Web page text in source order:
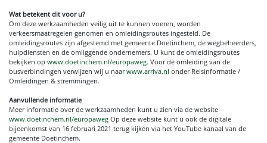
Wat betekent dit voor u?
Om deze werkzaamheden veilig uit te kunnen voeren, worden
verkeersmaatregelen genomen en omleidingsroutes ingesteld. De
omleidingsroutes zijn afgestemd met gemeente Doetinchem, de wegbeheerders,
hulpdiensten en de omliggende ondernemers. U kunt de omleidingsroutes
bekijken op www.doetinchem.nl/europaweg. Voor de omleiding van de
busverbindingen verwijzen wij u naarwww.arriva.nl onder Reisinformatie /
Omleidingen & stremmingen.
Aanvullende informatie
Meer informatie over de werkzaamheden kunt u zien via de website
www.doetinchem.nl/europaweg Op deze website kunt u ook de digitale
bijeenkomst van 16 februari 2021 terug kijken via het YouTube kanaal van de
gemeente Doetinchem.